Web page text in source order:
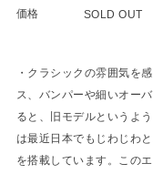
価格
SOLD OUT
・クラシックの雰囲気を
ス、バンパーや細いオー
ると、旧モデルというよ
は最近日本でもじわじわ
を搭載しています。この